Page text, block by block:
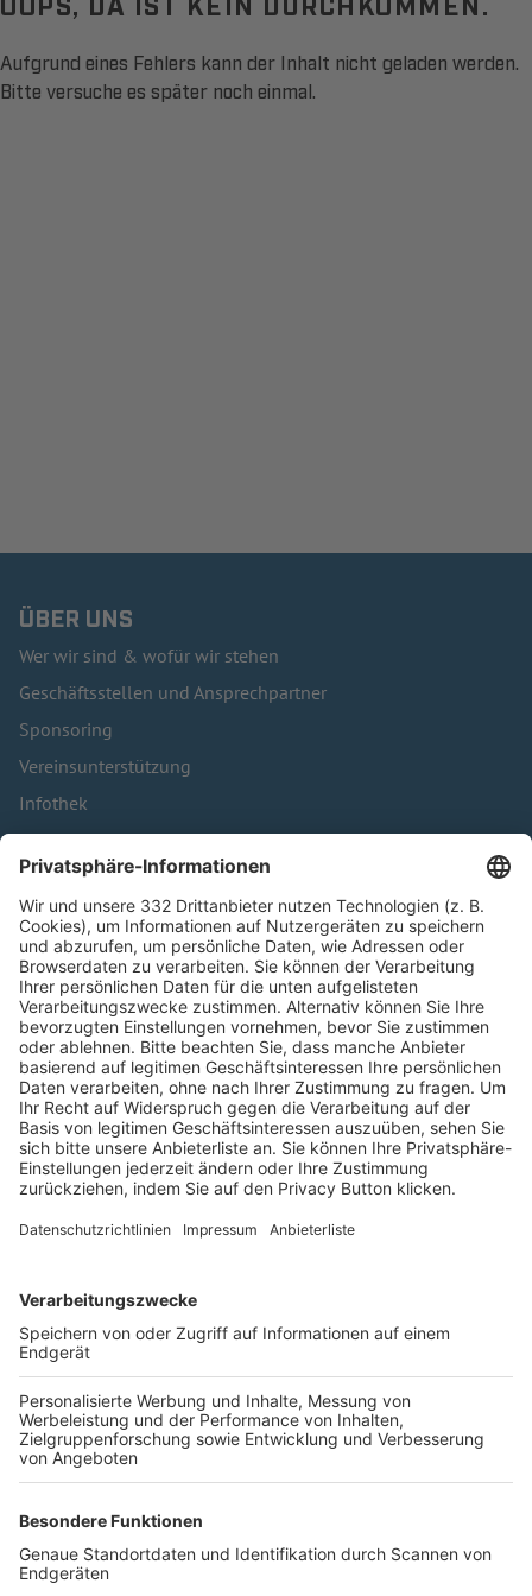
Aufgrund eines Fehlers kann der Inhalt nicht geladen werden.
Bitte versuche es später noch einmal.
ÜBER UNS
Wer wir sind & wofür wir stehen
Geschäftsstellen und Ansprechpartner
Sponsoring
Vereinsunterstützung
Infothek
Kontakt
HÄUFIG BESUCHTE SEITEN
Pässe und Vereinswechsel
Trainerausbildung
Schulungsangebot Vereinsmitarbeiter
BFV-Geschäftsstellen
Trainerbörse
Login SpielPlus
FOLGE DEM BFV
TOP-VEREINE
TOP-PARTNER